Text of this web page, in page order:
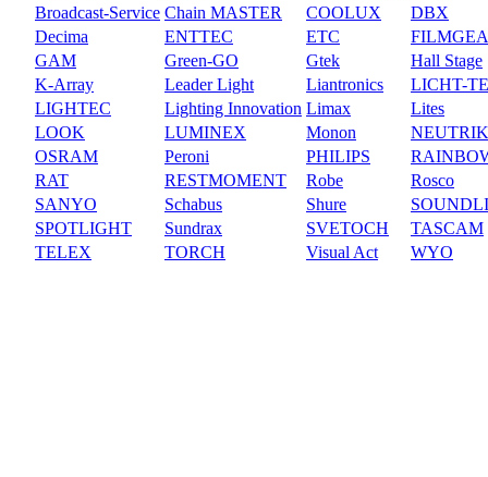
Broadcast-Service Chain MASTER COOLUX
DBX
Decima
ENTTEC ETC
GAM
Green-GO Gtek
Hall Stage
K-Array
Leader Light Liantronics
LICHT-
LIGHTEC
Lighting Innovation Limax
Lites
LOOK
LUMINEX Monon
NEUTRIK
OSRAM
Peroni PHILIPS
RAT
RESTMOMENT Robe
Rosco
SANYO
Schabus Shure
SPOTLIGHT
Sundrax SVETOCH
TASCAM
TELEX
TORCH Visual Act WYO